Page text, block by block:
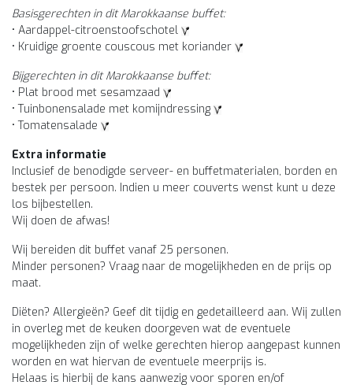
Basisgerechten in dit Marokkaanse buffet:
• Aardappel-citroenstoofschotel
• Kruidige groente couscous met koriander
Bijgerechten in dit Marokkaanse buffet:
• Plat brood met sesamzaad
• Tuinbonensalade met komijndressing
• Tomatensalade
Extra informatie
Inclusief de benodigde serveer- en buffetmaterialen, borden en
bestek per persoon. Indien u meer couverts wenst kunt u deze
los bijbestellen.
Wij doen de afwas!
Wij bereiden dit buffet vanaf 25 personen.
Minder personen? Vraag naar de mogelijkheden en de prijs op
maat.
Diëten? Allergieën? Geef dit tijdig en gedetailleerd aan. Wij zullen
in overleg met de keuken doorgeven wat de eventuele
mogelijkheden zijn of welke gerechten hierop aangepast kunnen
worden en wat hiervan de eventuele meerprijs is.
Helaas is hierbij de kans aanwezig voor sporen en/of